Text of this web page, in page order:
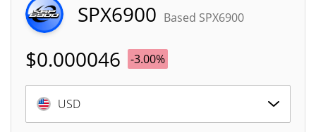
SPX6900 Based SPX6900
$0.000046 -3.00%
USD